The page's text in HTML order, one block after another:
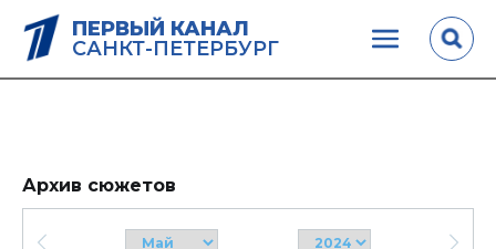
ПЕРВЫЙ КАНАЛ
САНКТ-ПЕТЕРБУРГ
Архив сюжетов